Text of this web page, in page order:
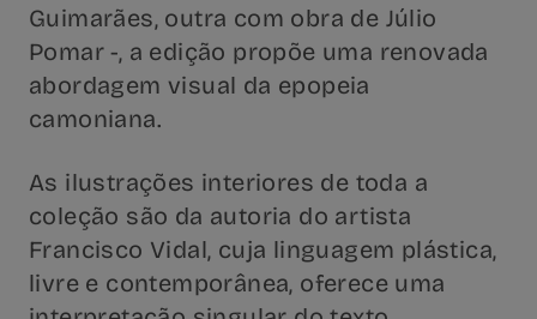
Guimarães, outra com obra de Júlio
Pomar -, a edição propõe uma renovada
abordagem visual da epopeia
camoniana.
As ilustrações interiores de toda a
coleção são da autoria do artista
Francisco Vidal, cuja linguagem plástica,
livre e contemporânea, oferece uma